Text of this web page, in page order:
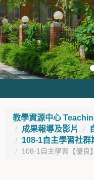
教學資源中心
成果報導及影片
108-1自主學習社群
108-1自主學習【優良